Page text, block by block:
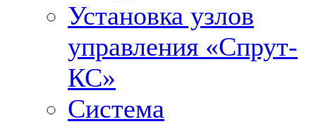
Установка узлов
управления «Спрут-
КС»
Система